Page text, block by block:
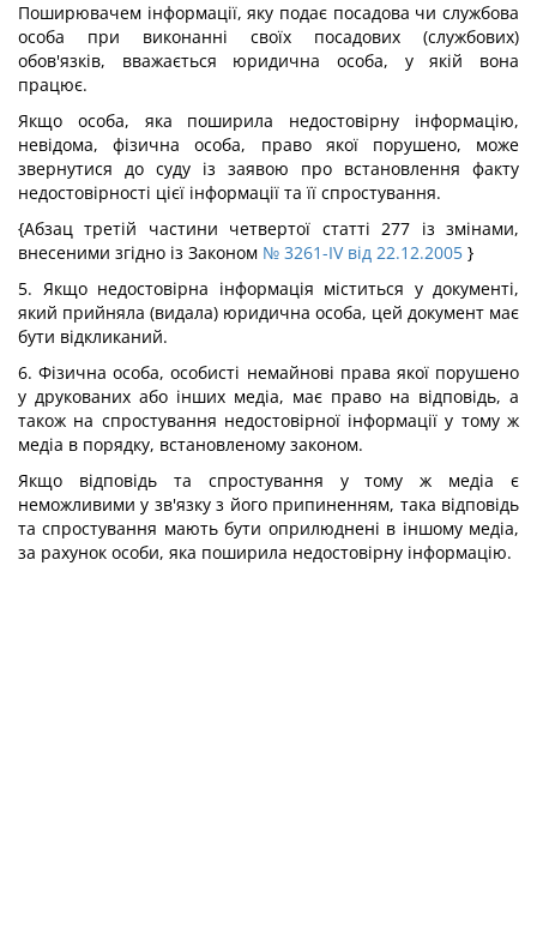
Поширювачем інформації, яку подає посадова чи службова
особа при виконанні своїх посадових (службових)
обов'язків, вважається юридична особа, у якій вона
працює.
Якщо особа, яка поширила недостовірну інформацію,
невідома, фізична особа, право якої порушено, може
звернутися до суду із заявою про встановлення факту
недостовірності цієї інформації та її спростування.
{Абзац третій частини четвертої статті 277 із змінами,
внесеними згідно із Законом № 3261-IV від 22.12.2005 }
5. Якщо недостовірна інформація міститься у документі,
який прийняла (видала) юридична особа, цей документ має
бути відкликаний.
6. Фізична особа, особисті немайнові права якої порушено
у друкованих або інших медіа, має право на відповідь, а
також на спростування недостовірної інформації у тому ж
медіа в порядку, встановленому законом.
Якщо відповідь та спростування у тому ж медіа є
неможливими у зв'язку з його припиненням, така відповідь
та спростування мають бути оприлюднені в іншому медіа,
за рахунок особи, яка поширила недостовірну інформацію.